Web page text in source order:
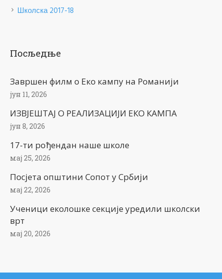
Школска 2017-18
Посљедње
Завршен филм о Еко кампу на Романији
јун 11, 2026
ИЗВЈЕШТАЈ О РЕАЛИЗАЦИЈИ ЕКО КАМПА
јун 8, 2026
17-ти рођендан наше школе
мај 25, 2026
Посјета општини Сопот у Србији
мај 22, 2026
Ученици еколошке секције уредили школски
врт
мај 20, 2026